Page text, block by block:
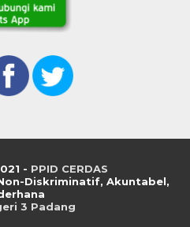
- PPID CERDAS
Diskriminatif, Akuntabel,
3 Padang